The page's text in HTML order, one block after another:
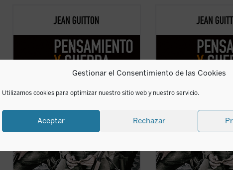
Gestionar el Consentimiento de las Cookies
Utilizamos cookies para optimizar nuestro sitio web y nuestro servicio.
Aceptar Rechazar
A lo largo de estos textos, reeditados
profesores de la Escuela de Guerra de
Francia, Guitton evidencia la estrecha
vinculación entre el pensamiento
A lo largo de estos
profesores de la Escuela
Francia, Guitton
vinculación entre el
las ...(ver ficha)